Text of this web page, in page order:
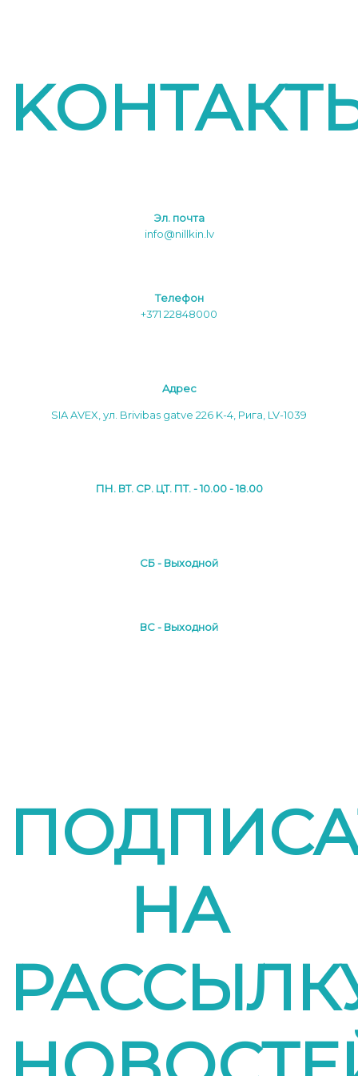
Эл. почта
info@nillkin.lv
Tелефон
+371 22848000
Aдреc
SIA AVEX, ул. Brivibas gatve 226 K-4, Рига, LV-1039
ПН. ВТ. СР. ЦТ. ПТ. - 10.00 - 18.00
СБ - Выходной
ВС - Выходной
НА